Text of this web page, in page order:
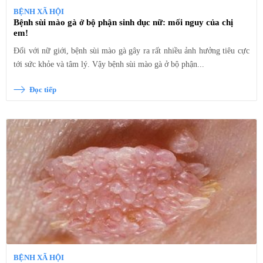
BỆNH XÃ HỘI
Bệnh sùi mào gà ở bộ phận sinh dục nữ: mối nguy của chị
em!
Đối với nữ giới, bệnh sùi mào gà gây ra rất nhiều ảnh hưởng tiêu cực
tới sức khỏe và tâm lý. Vậy bệnh sùi mào gà ở bộ phận...
Đọc tiếp
BỆNH XÃ HỘI